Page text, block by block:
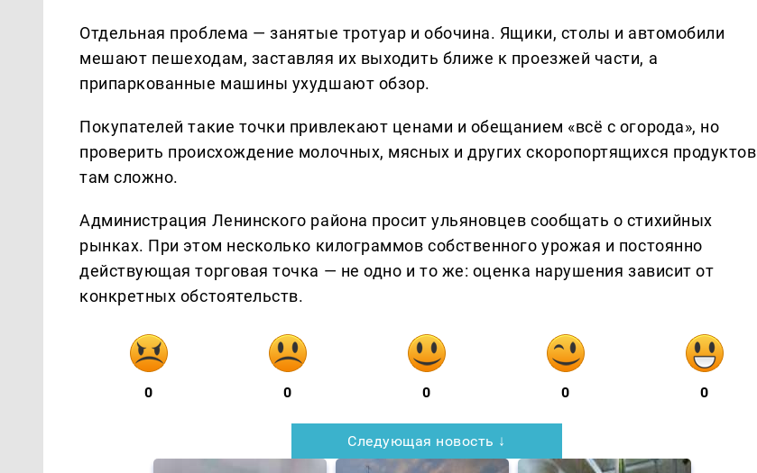
Отдельная проблема — занятые тротуар и обочина. Ящики, столы и автомобили
мешают пешеходам, заставляя их выходить ближе к проезжей части, а
припаркованные машины ухудшают обзор.
Покупателей такие точки привлекают ценами и обещанием «всё с огорода», но
проверить происхождение молочных, мясных и других скоропортящихся продуктов
там сложно.
Администрация Ленинского района просит ульяновцев сообщать о стихийных
рынках. При этом несколько килограммов собственного урожая и постоянно
действующая торговая точка — не одно и то же: оценка нарушения зависит от
конкретных обстоятельств.
0 0 0 0 0
Следующая новость ↓